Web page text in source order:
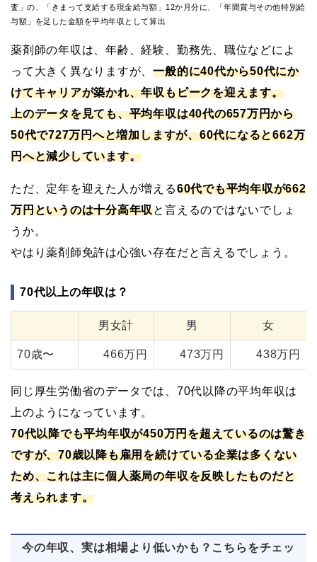
査」の、「きまって支給する現金給与額」12か月分に、「年間賞与その他特別給
与額」を足した金額を平均年収として算出
薬剤師の年収は、年齢、経験、勤務先、職位などによ
って大きく異なりますが、一般的に40代から50代にか
けてキャリアが築かれ、年収もピークを迎えます。
上のデータを見ても、平均年収は40代の657万円から
50代で727万円へと増加しますが、60代になると662万
円へと減少しています。
ただ、定年を迎えた人が増える60代でも平均年収が662
万円というのは十分高年収と言えるのではないでしょ
うか。
やはり薬剤師免許は心強い存在だと言えるでしょう。
70代以上の年収は？
男女計 男 女
70歳〜 466万円 473万円 438万円
同じ厚生労働省のデータでは、70代以降の平均年収は
上のようになっています。
70代以降でも平均年収が450万円を超えているのは驚き
ですが、70歳以降も雇用を続けている企業は多くない
ため、これは主に個人薬局の年収を反映したものだと
考えられます。
今の年収、実は相場より低いかも？こちらをチェッ